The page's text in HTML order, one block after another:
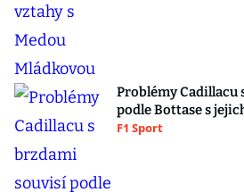
Problémy Cadillacu
podle Bottase s
F1 Sport